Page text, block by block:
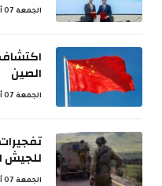
الجمعة 07 أغسطس 8:08 م
الصين
الجمعة 07 أغسطس 7:47 م
للجيش
الجمعة 07 أغسطس 7:43 م